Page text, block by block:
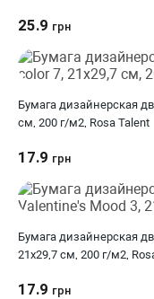
25.9 грн
Бумага дизайнерская
см, 200 г/м2, Rosa Talent
17.9 грн
Бумага дизайнерская
21х29,7 см, 200 г/м2,
17.9 грн